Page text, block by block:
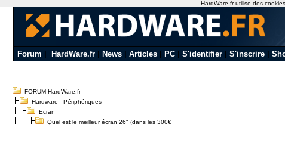
Forum HardWare.fr| News| Articles| PC| S'identifier| S'inscrire|
FORUM HardWare.fr
Hardware - Périphériques
Ecran
Quel est le meilleur écran 26" (dans les 300€
HardWare.fr utilise des